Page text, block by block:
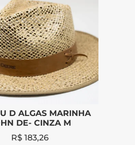
D ALGAS MARINHA
DE- CINZA M
R$ 183,26